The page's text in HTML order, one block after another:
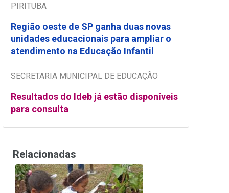
PIRITUBA
Região oeste de SP ganha duas novas
unidades educacionais para ampliar o
atendimento na Educação Infantil
SECRETARIA MUNICIPAL DE EDUCAÇÃO
Resultados do Ideb já estão disponíveis
para consulta
Relacionadas